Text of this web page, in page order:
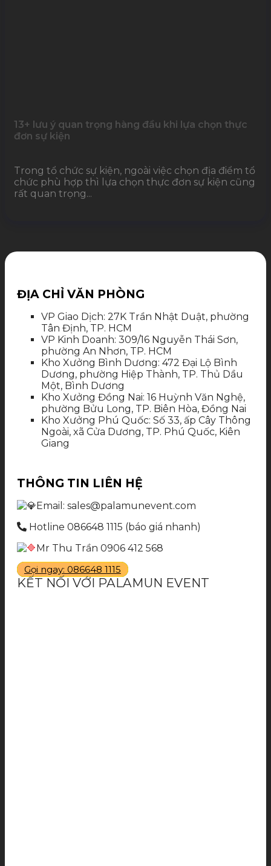
13+ lưu ý quan trọng hàng đầu khi lựa chọn thực
đơn sự kiện
Trong tổ chức sự kiện, ngoài việc chọn địa điểm tổ
chức phù hợp thì lựa chọn thực đơn sự kiện cũng
rất quan trọng...
ĐỊA CHỈ VĂN PHÒNG
VP Giao Dịch: 27K Trần Nhật Duật, phường
Tân Định, TP. HCM
VP Kinh Doanh: 309/16 Nguyễn Thái Sơn,
phường An Nhơn, TP. HCM
Kho Xưởng Bình Dương: 472 Đại Lộ Bình
Dương, phường Hiệp Thành, TP. Thủ Dầu
Một, Bình Dương
Kho Xưởng Đồng Nai: 16 Huỳnh Văn Nghệ,
phường Bửu Long, TP. Biên Hòa, Đồng Nai
Kho Xưởng Phú Quốc: Số 33, ấp Cây Thông
Ngoài, xã Cửa Dương, TP. Phú Quốc, Kiên
Giang
THÔNG TIN LIÊN HỆ
Email: sales@palamunevent.com
Hotline 086648 1115 (báo giá nhanh)
Mr Thu Trần 0906 412 568
Gọi ngay: 086648 1115
KẾT NỐI VỚI PALAMUN EVENT